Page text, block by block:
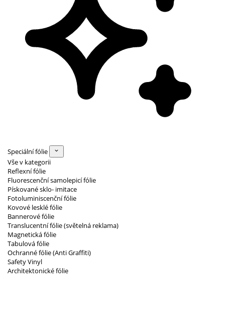
Speciální fólie
Vše v kategorii
Reflexní fólie
Fluorescenční samolepicí fólie
Pískované sklo- imitace
Fotoluminiscenční fólie
Kovové lesklé fólie
Bannerové fólie
Translucentní fólie (světelná reklama)
Magnetická fólie
Tabulová fólie
Ochranné fólie (Anti Graffiti)
Safety Vinyl
Architektonické fólie